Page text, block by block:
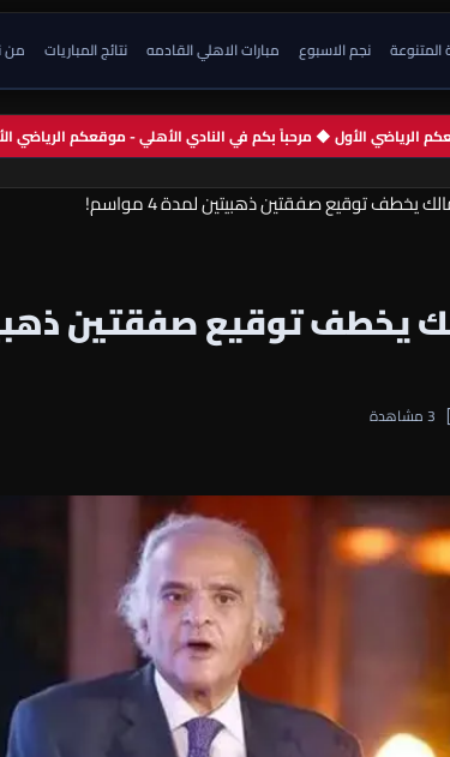
المتنوعة نجم الاسبوع مبارات الاهلي القادمه نتائج المباريات من
الرياضي الأول ◆ مرحباً بكم في النادي الأهلي - موقعكم الرياضي
توقيع صفقتين ذهبيتين لمدة 4 مواسم!
يخطف توقيع صفقتين
3 مشاهدة